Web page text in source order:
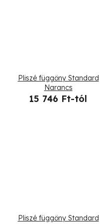
Pliszé függöny Standard
Narancs
15 746 Ft-tól
Pliszé függöny Standard